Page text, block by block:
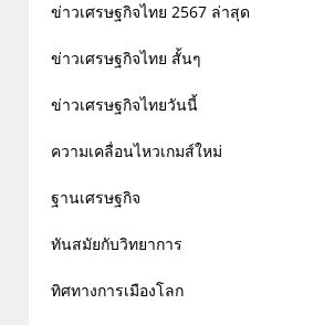
ข่าวเศรษฐกิจไทย 2567 ล่าสุด
ข่าวเศรษฐกิจไทย สั้นๆ
ข่าวเศรษฐกิจไทยวันนี้
ความเคลื่อนไหวเกมส์ใหม่
ฐานเศรษฐกิจ
ทันสมัยกับวิทยาการ
ทิศทางการเมืองโลก